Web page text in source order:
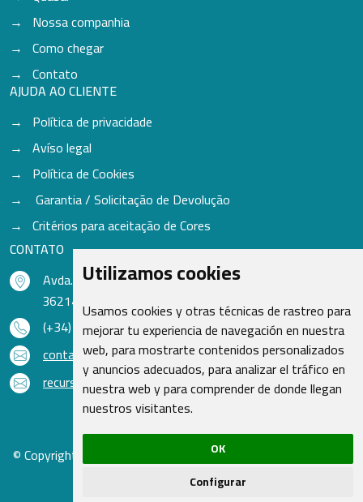
Utilizamos cookies
Usamos cookies y otras técnicas de rastreo para
mejorar tu experiencia de navegación en nuestra
web, para mostrarte contenidos personalizados
y anuncios adecuados, para analizar el tráfico en
nuestra web y para comprender de donde llegan
nuestros visitantes.
OK
Configurar
Nossa companhia
Como chegar
Contato
AJUDA AO CLIENTE
Política de privacidade
Avíso legal
Política de Cookies
Garantia / Solicitação de Devolução
Critérios para aceitação de Cores
CONTATO
Avda. do Freixo - Sardoma, 13
36214 Vigo - Pontevedra - Espanha
(+34) 986 48 16 33
contacto@qsr.es
recursoshumanos@qsr.es
© Copyright 2026 - Recambios Quasar S.L. | Todos os direitos
reservados